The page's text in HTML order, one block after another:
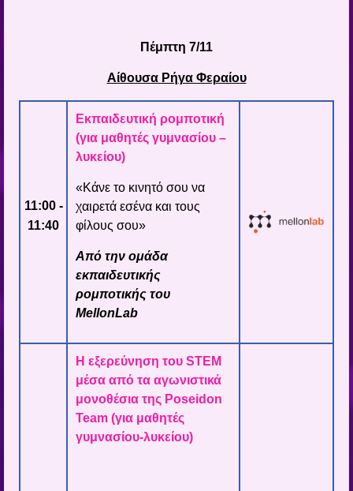
Πέμπτη 7/11
Αίθουσα Ρήγα Φεραίου
11:00 -
11:40
Εκπαιδευτική ρομποτική
(για μαθητές γυμνασίου –
λυκείου)
«Κάνε το κινητό σου να
χαιρετά εσένα και τους
φίλους σου»
Από την ομάδα
εκπαιδευτικής
ρομποτικής του
MellonLab
Η εξερεύνηση του STEM
μέσα από τα αγωνιστικά
μονοθέσια της Poseidon
Team (για μαθητές
γυμνασίου-λυκείου)